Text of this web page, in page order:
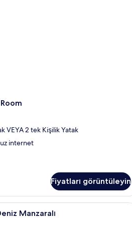
VEYA 2 tek Kişilik Yatak
internet
Fiyatları görüntüleyin
Kaliteli yatak takımı, minibar,
Manzaralı